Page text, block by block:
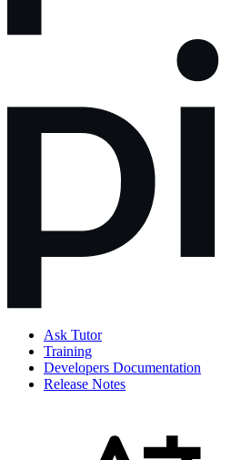
Ask Tutor
Training
Developers Documentation
Release Notes